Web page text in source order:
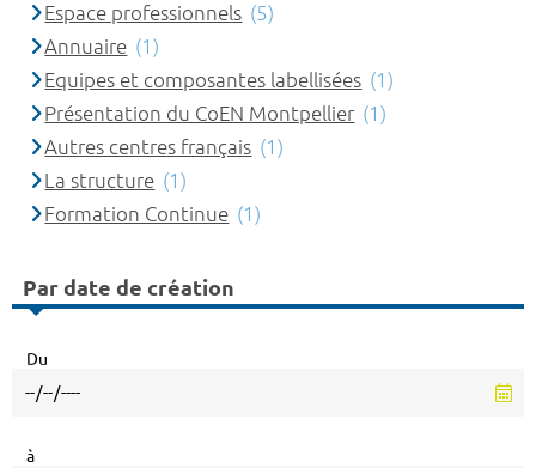
Espace professionnels (5)
Annuaire (1)
Equipes et composantes labellisées (1)
Présentation du CoEN Montpellier (1)
Autres centres français (1)
La structure (1)
Formation Continue (1)
Par date de création
Du
à